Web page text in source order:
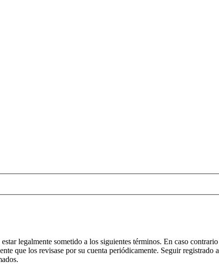
legalmente sometido a los siguientes términos. En caso
que los revisase por su cuenta periódicamente. Seguir registrado